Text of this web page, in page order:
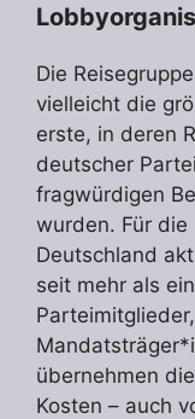
Die
vielleicht die
erste, in deren
deutscher
fragwürdigen
wurden. Für die
Deutschland
seit mehr als
übernehmen
Kosten – auch